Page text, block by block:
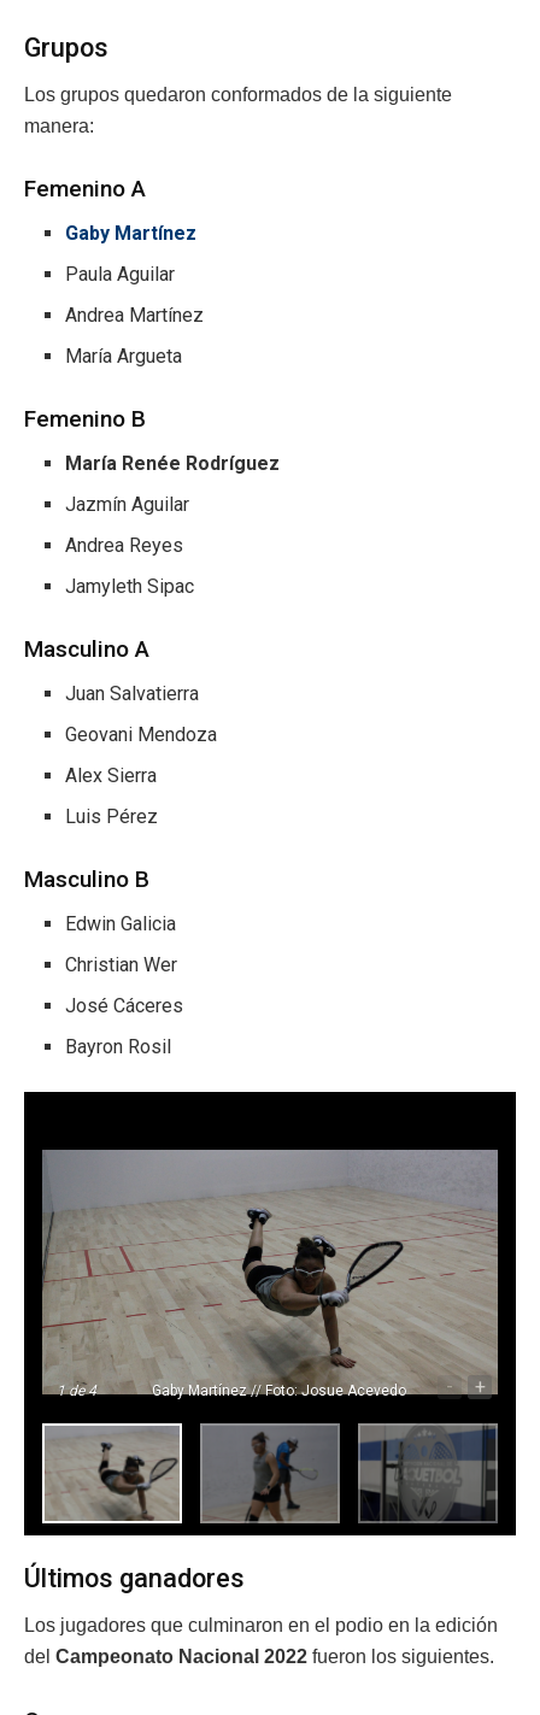
Grupos
Los grupos quedaron conformados de la siguiente
manera:
Femenino A
Gaby Martínez
Paula Aguilar
Andrea Martínez
María Argueta
Femenino B
María Renée Rodríguez
Jazmín Aguilar
Andrea Reyes
Jamyleth Sipac
Masculino A
Juan Salvatierra
Geovani Mendoza
Alex Sierra
Luis Pérez
Masculino B
Edwin Galicia
Christian Wer
José Cáceres
Bayron Rosil
1 de 4 Gaby Martínez // Foto: Josue Acevedo - +
Últimos ganadores
Los jugadores que culminaron en el podio en la edición
del Campeonato Nacional 2022 fueron los siguientes.